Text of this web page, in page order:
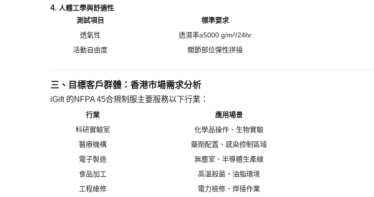
4. ​ 人體工學與舒適性
測試項目
標準要求
透氣性
透濕率≥5000 g/m²/24hr
活動自由度
關節部位彈性拼接
三、目標客戶群體：香港市場需求分析
iGift 的NFPA 45合規制服主要服務以下行業：
行業 應用場景
科研實驗室
化學品操作、生物實驗
醫療機構
藥劑配置、感染控制區域
電子製造
無塵室、半導體生產線
食品加工
高溫殺菌、油脂環境
工程維修
電力檢修、焊接作業